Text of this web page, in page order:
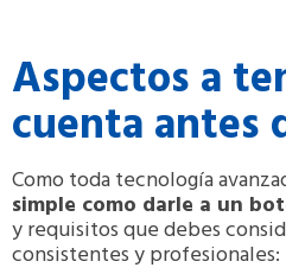
Aspectos a
cuenta antes
Como toda tecnología
simple como darle a un
y requisitos que debes
consistentes y profesionales: